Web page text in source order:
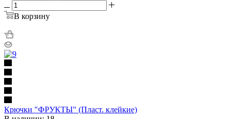
В корзину
Крючки "ФРУКТЫ" (Пласт. клейкие)